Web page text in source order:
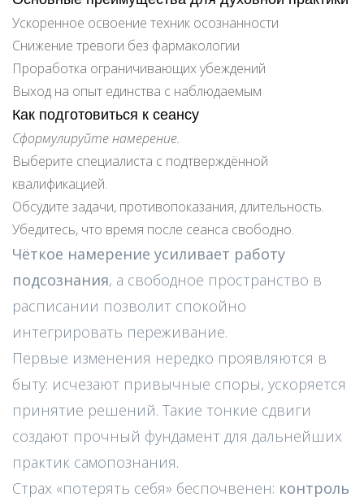
Ускоренное освоение техник осознанности
Снижение тревоги без фармакологии
Проработка ограничивающих убеждений
Выход на опыт единства с наблюдаемым
Как подготовиться к сеансу
Сформулируйте намерение.
Выберите специалиста с подтверждённой
квалификацией.
Обсудите задачи, противопоказания, длительность.
Убедитесь, что время после сеанса свободно.
Чёткое намерение усиливает работу
подсознания, а свободное пространство в
расписании позволит спокойно
интегрировать переживание.
Первые изменения нередко проявляются в
быту: исчезают привычные споры, ускоряется
принятие решений. Такие тонкие сдвиги
создают прочный фундамент для дальнейших
практик самопознания.
Страх «потерять себя» беспочвенен: контроль